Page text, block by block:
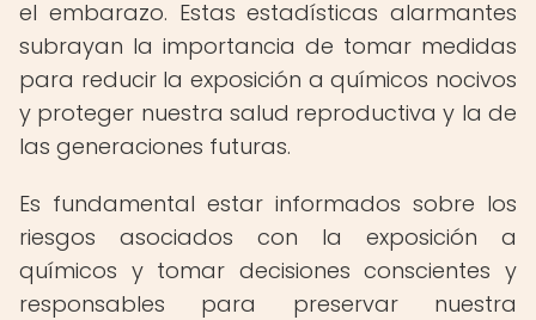
el embarazo. Estas estadísticas alarmantes
subrayan la importancia de tomar medidas
para reducir la exposición a químicos nocivos
y proteger nuestra salud reproductiva y la de
las generaciones futuras.
Es fundamental estar informados sobre los
riesgos asociados con la exposición a
químicos y tomar decisiones conscientes y
responsables para preservar nuestra